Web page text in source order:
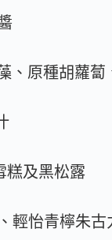
、原種胡蘿
糕及黑松露
輕怡青檸朱